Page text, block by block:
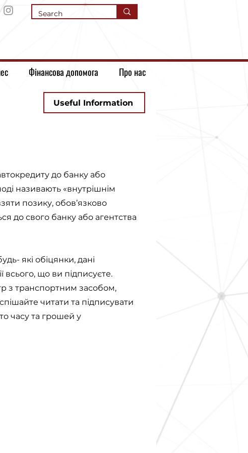
Фінансова допомога Про нас
Useful Information
до банку або
називають «внутрішнім
позику, обов’язково
до свого банку або агентства
які обіцянки, дані
всього, що ви підписуєте.
з транспортним засобом,
читати та підписувати
часу та грошей у